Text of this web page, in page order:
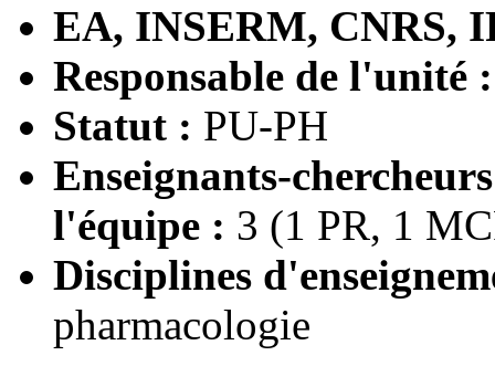
EA, INSERM, CNRS,
Responsable de l'unité :
Statut : PU-PH
Enseignants-
l'équipe : 3 (1 PR, 1
Disciplines
pharmacologie